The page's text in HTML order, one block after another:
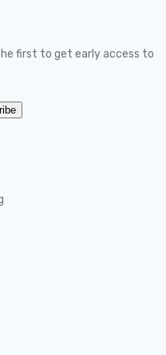
first to get early access to